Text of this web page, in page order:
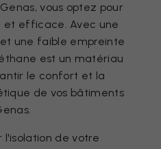
vous optez pour
et efficace. Avec une
une faible empreinte
est un matériau
le confort et la
de vos bâtiments
l'isolation de votre